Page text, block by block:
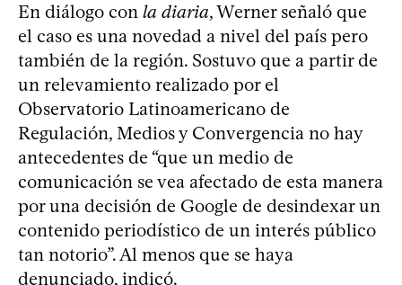
En diálogo con la diaria, Werner señaló que
el caso es una novedad a nivel del país pero
también de la región. Sostuvo que a partir de
un relevamiento realizado por el
Observatorio Latinoamericano de
Regulación, Medios y Convergencia no hay
antecedentes de “que un medio de
comunicación se vea afectado de esta manera
por una decisión de Google de desindexar un
contenido periodístico de un interés público
tan notorio”. Al menos que se haya
denunciado, indicó.